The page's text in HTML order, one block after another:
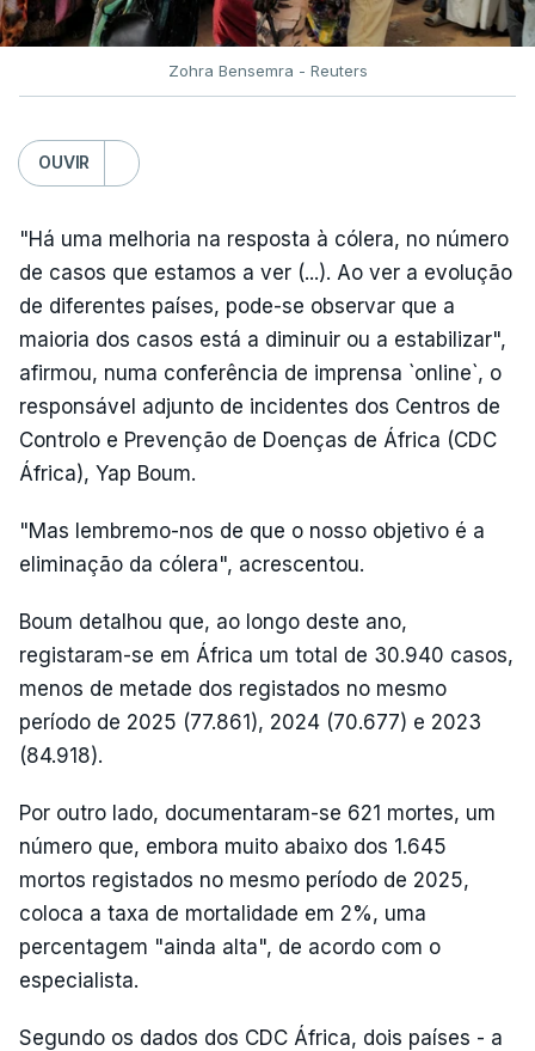
Zohra Bensemra - Reuters
OUVIR
"Há uma melhoria na resposta à cólera, no número
de casos que estamos a ver (...). Ao ver a evolução
de diferentes países, pode-se observar que a
maioria dos casos está a diminuir ou a estabilizar",
afirmou, numa conferência de imprensa `online`, o
responsável adjunto de incidentes dos Centros de
Controlo e Prevenção de Doenças de África (CDC
África), Yap Boum.
"Mas lembremo-nos de que o nosso objetivo é a
eliminação da cólera", acrescentou.
Boum detalhou que, ao longo deste ano,
registaram-se em África um total de 30.940 casos,
menos de metade dos registados no mesmo
período de 2025 (77.861), 2024 (70.677) e 2023
(84.918).
Por outro lado, documentaram-se 621 mortes, um
número que, embora muito abaixo dos 1.645
mortos registados no mesmo período de 2025,
coloca a taxa de mortalidade em 2%, uma
percentagem "ainda alta", de acordo com o
especialista.
Segundo os dados dos CDC África, dois países - a